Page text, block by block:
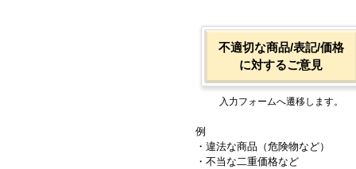
不適切な商品/表記/価格
に対するご意見
入力フォームへ遷移します。
例
・違法な商品（危険物など）
・不当な二重価格など